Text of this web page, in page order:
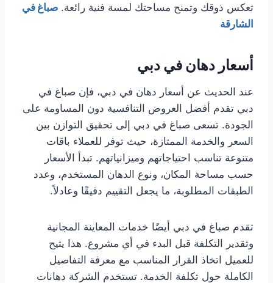
تعكس ذوقك وتمنح مساحتك لمسة فنية رائعة. صباغ في
الشارقة
أسعار دهان في دبي
عند الحديث عن أسعار دهان في دبي، فإن صباغ في
دبي تقدم أفضل العروض التنافسية دون المساومة على
الجودة. تسعى صباغ في دبي إلى تحقيق التوازن بين
السعر والخدمة الممتازة، حيث توفر للعملاء باقات
متنوعة تناسب احتياجاتهم وميزانياتهم. تبدأ الأسعار
حسب مساحة المكان، ونوع الدهان المستخدم، وعدد
الطبقات المطلوبة، ما يجعل التقييم دقيقًا وعادلاً.
تقدم صباغ في دبي أيضًا خدمات المعاينة المجانية
وتقدير التكلفة قبل البدء في أي مشروع. هذا يتيح
للعميل اتخاذ القرار المناسب مع معرفة التفاصيل
الكاملة حول تكلفة الخدمة. تستخدم الشركة دهانات